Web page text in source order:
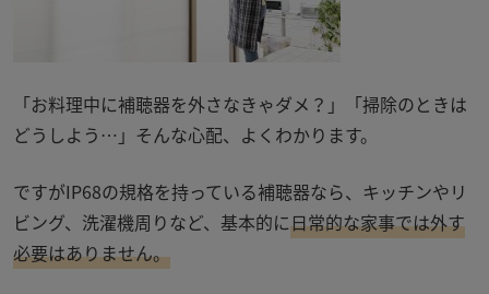
「お料理中に補聴器を外さなきゃダメ？」「掃除のときは
どうしよう … 」そんな心配、よくわかります。
ですがIP68の規格を持っている補聴器なら、キッチンやリ
ビング、洗濯機周りなど、基本的に日常的な家事では外す
必要はありません。